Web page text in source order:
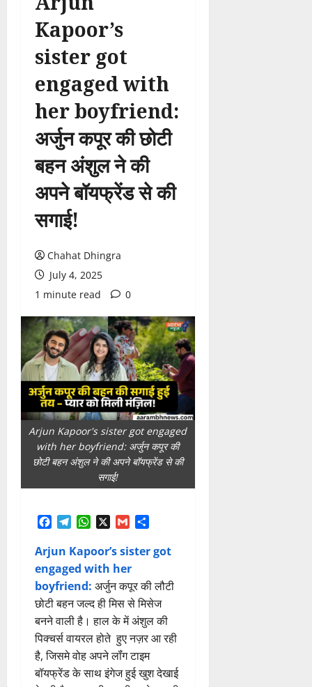
Kapoor’s
sister got
engaged with
her boyfriend:
अर्जुन कपूर की छोटी
बहन अंशुल ने की
अपने बॉयफ्रेंड से की
सगाई!
Chahat Dhingra
July 4, 2025
1 minute read
0
Arjun Kapoor's sister got engaged
with her boyfriend: अर्जुन कपूर की
छोटी बहन अंशुल ने की अपने बॉयफ्रेंड से की
सगाई!
Facebook
TelegramWhatsAppGmail
Arjun Kapoor’s sister got
engaged with her
boyfriend: अर्जुन कपूर की लौटी
छोटी बहन जल्द ही मिस से मिसेज
बनने वाली है। हाल के में अंशुल की
पिक्चर्स वायरल होते हुए नज़र आ रही
है, जिसमे वोह अपने लॉंग टाइम
बॉयफ्रेंड के साथ इंगेज हुई खुश देखाई